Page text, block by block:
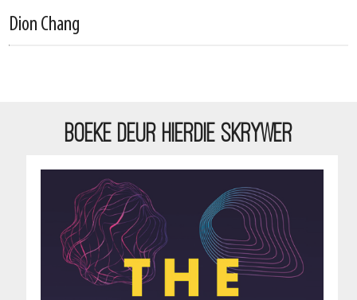
Dion Chang
BOEKE DEUR HIERDIE SKRYWER